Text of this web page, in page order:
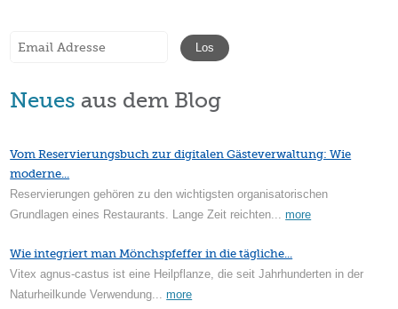
Neues aus dem Blog
Vom Reservierungsbuch zur digitalen Gästeverwaltung: Wie
moderne...
Reservierungen gehören zu den wichtigsten organisatorischen
Grundlagen eines Restaurants. Lange Zeit reichten...more
Wie integriert man Mönchspfeffer in die tägliche...
Vitex agnus-castus ist eine Heilpflanze, die seit Jahrhunderten in der
Naturheilkunde Verwendung...more